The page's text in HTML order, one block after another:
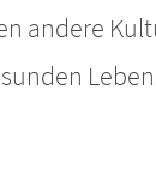
andere